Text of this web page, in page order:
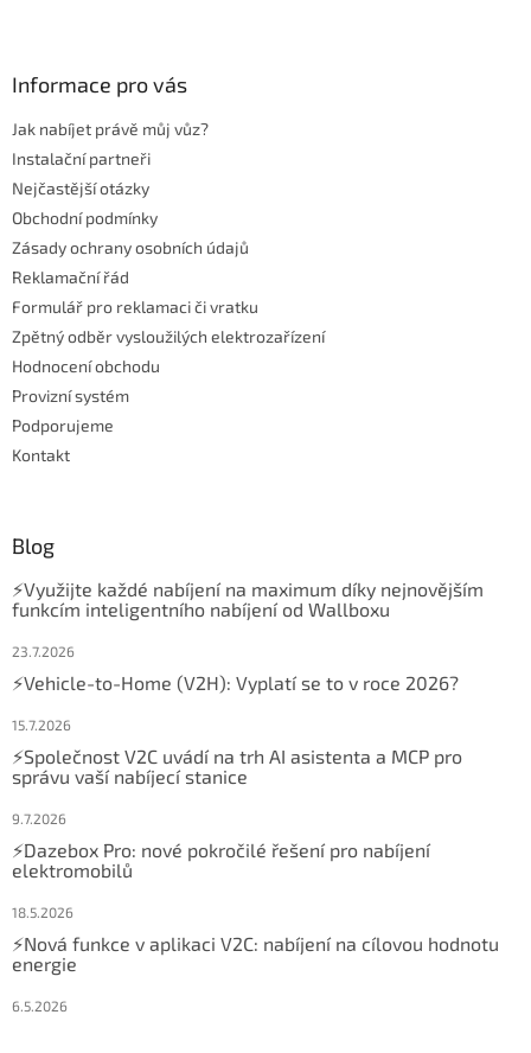
Informace pro vás
Jak nabíjet právě můj vůz?
Instalační partneři
Nejčastější otázky
Obchodní podmínky
Zásady ochrany osobních údajů
Reklamační řád
Formulář pro reklamaci či vratku
Zpětný odběr vysloužilých elektrozařízení
Hodnocení obchodu
Provizní systém
Podporujeme
Kontakt
Blog
⚡Využijte každé nabíjení na maximum díky nejnovějším
funkcím inteligentního nabíjení od Wallboxu
23.7.2026
⚡Vehicle-to-Home (V2H): Vyplatí se to v roce 2026?
15.7.2026
⚡Společnost V2C uvádí na trh AI asistenta a MCP pro
správu vaší nabíjecí stanice
9.7.2026
⚡Dazebox Pro: nové pokročilé řešení pro nabíjení
elektromobilů
18.5.2026
⚡Nová funkce v aplikaci V2C: nabíjení na cílovou hodnotu
energie
6.5.2026